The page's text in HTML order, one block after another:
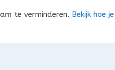
te verminderen. Bekijk hoe